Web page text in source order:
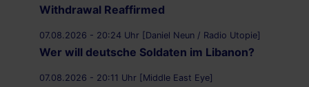
Withdrawal Reaffirmed
07.08.2026 - 20:24 Uhr [Daniel Neun / Radio Utopie]
Wer will deutsche Soldaten im Libanon?
07.08.2026 - 20:11 Uhr [Middle East Eye]